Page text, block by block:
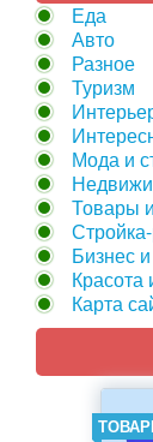
Еда
Авто
Разное
Туризм
Мода и
Товары
Бизнес
Красота
Карта